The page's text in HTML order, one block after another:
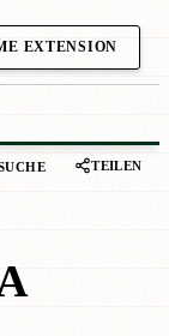
EXTENSION
TEILEN